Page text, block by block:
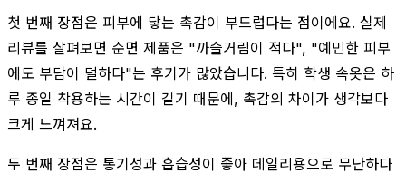
첫 번째 장점은 피부에 닿는 촉감이 부드럽다는 점이에요. 실제
리뷰를 살펴보면 순면 제품은 "까슬거림이 적다", "예민한 피부
에도 부담이 덜하다"는 후기가 많았습니다. 특히 학생 속옷은 하
루 종일 착용하는 시간이 길기 때문에, 촉감의 차이가 생각보다
크게 느껴져요.
두 번째 장점은 통기성과 흡습성이 좋아 데일리용으로 무난하다